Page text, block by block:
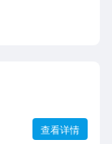
查看详情